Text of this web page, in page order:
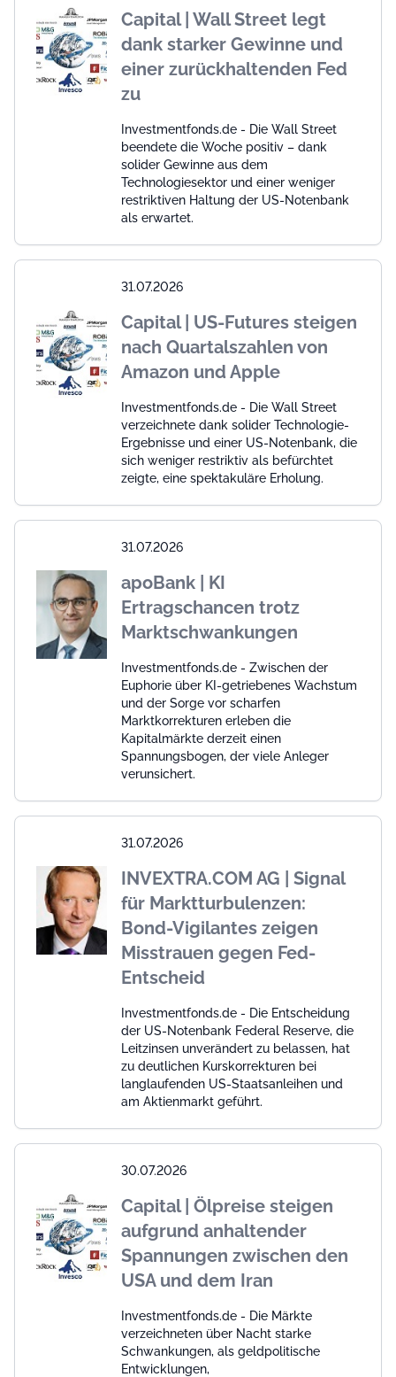
Capital | Wall Street legt
dank starker Gewinne und
einer zurückhaltenden Fed
zu
Investmentfonds.de - Die Wall Street
beendete die Woche positiv – dank
solider Gewinne aus dem
Technologiesektor und einer weniger
restriktiven Haltung der US-Notenbank
als erwartet.
31.07.2026
Capital | US-Futures steigen
nach Quartalszahlen von
Amazon und Apple
Investmentfonds.de - Die Wall Street
verzeichnete dank solider Technologie-
Ergebnisse und einer US-Notenbank, die
sich weniger restriktiv als befürchtet
zeigte, eine spektakuläre Erholung.
31.07.2026
apoBank | KI
Ertragschancen trotz
Marktschwankungen
Investmentfonds.de - Zwischen der
Euphorie über KI-getriebenes Wachstum
und der Sorge vor scharfen
Marktkorrekturen erleben die
Kapitalmärkte derzeit einen
Spannungsbogen, der viele Anleger
verunsichert.
31.07.2026
INVEXTRA.COM AG | Signal
für Marktturbulenzen:
Bond-Vigilantes zeigen
Misstrauen gegen Fed-
Entscheid
Investmentfonds.de - Die Entscheidung
der US-Notenbank Federal Reserve, die
Leitzinsen unverändert zu belassen, hat
zu deutlichen Kurskorrekturen bei
langlaufenden US-Staatsanleihen und
am Aktienmarkt geführt.
30.07.2026
Capital | Ölpreise steigen
aufgrund anhaltender
Spannungen zwischen den
USA und dem Iran
Investmentfonds.de - Die Märkte
verzeichneten über Nacht starke
Schwankungen, als geldpolitische
Entwicklungen,